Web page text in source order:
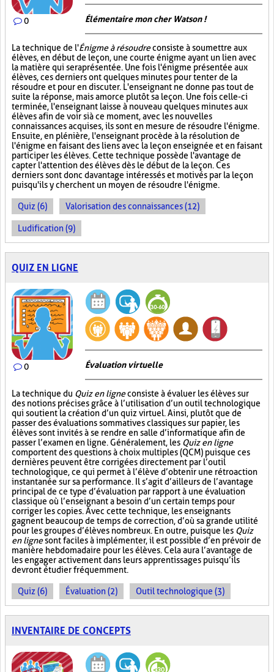
0 Élémentaire mon cher Watson !
La technique de l'Énigme à résoudreconsiste à soumettre aux
élèves, en début de leçon, une courte énigme ayant un lien avec
la matière qui sera présentée. Une fois l'énigme présentée aux
élèves, ces derniers ont quelques minutes pour tenter de la
résoudre et pour en discuter. L'enseignant ne donne pas tout de
suite la réponse, mais amorce plutôt sa leçon. Une fois celle-ci
terminée, l'enseignant laisse à nouveau quelques minutes aux
élèves afin de voir si à ce moment, avec les nouvelles
connaissances acquises, ils sont en mesure de résoudre l'énigme.
Ensuite, en plénière, l'enseignant procède à la résolution de
l'énigme en faisant des liens avec la leçon enseignée et en faisant
participer les élèves. Cette technique possède l'avantage de
capter l'attention des élèves dès le début de la leçon. Ces
derniers sont donc davantage intéressés et motivés par la leçon
puisqu'ils y cherchent un moyen de résoudre l'énigme.
Quiz (6) Valorisation des connaissances (12)
Ludification (9)
QUIZ EN LIGNE
0 Évaluation virtuelle
La technique du Quiz en ligneconsiste à évaluer les élèves sur
des notions précises grâce à l’utilisation d’un outil technologique
qui soutient la création d’un quiz virtuel. Ainsi, plutôt que de
passer des évaluations sommatives classiques sur papier, les
élèves sont invités à se rendre en salle d’informatique afin de
passer l’examen en ligne. Généralement, les Quiz en ligne
comportent des questions à choix multiples (QCM) puisque ces
dernières peuvent être corrigées directement par l’outil
technologique, ce qui permet à l’élève d’obtenir une rétroaction
instantanée sur sa performance. Il s’agit d’ailleurs de l’avantage
principal de ce type d’évaluation par rapport à une évaluation
classique où l’enseignant a besoin d’un certain temps pour
corriger les copies. Avec cette technique, les enseignants
gagnent beaucoup de temps de correction, d’où sa grande utilité
pour les groupes d’élèves nombreux. En outre, puisque les Quiz
en lignesont faciles à implémenter, il est possible d’en prévoir de
manière hebdomadaire pour les élèves. Cela aura l’avantage de
les engager activement dans leurs apprentissages puisqu’ils
devront étudier fréquemment.
Quiz (6) Évaluation (2) Outil technologique (3)
INVENTAIRE DE CONCEPTS